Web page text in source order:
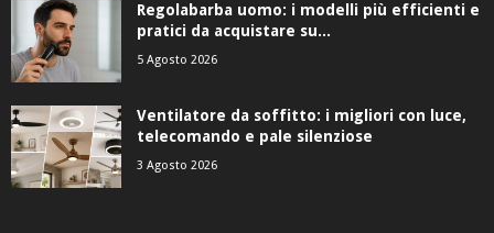
Regolabarba uomo: i modelli più efficienti e
pratici da acquistare su...
5 Agosto 2026
Ventilatore da soffitto: i migliori con luce,
telecomando e pale silenziose
3 Agosto 2026